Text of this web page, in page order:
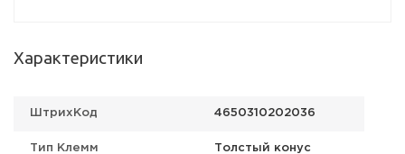
Характеристики
ШтрихКод 4650310202036
Тип Клемм
Толстый конус